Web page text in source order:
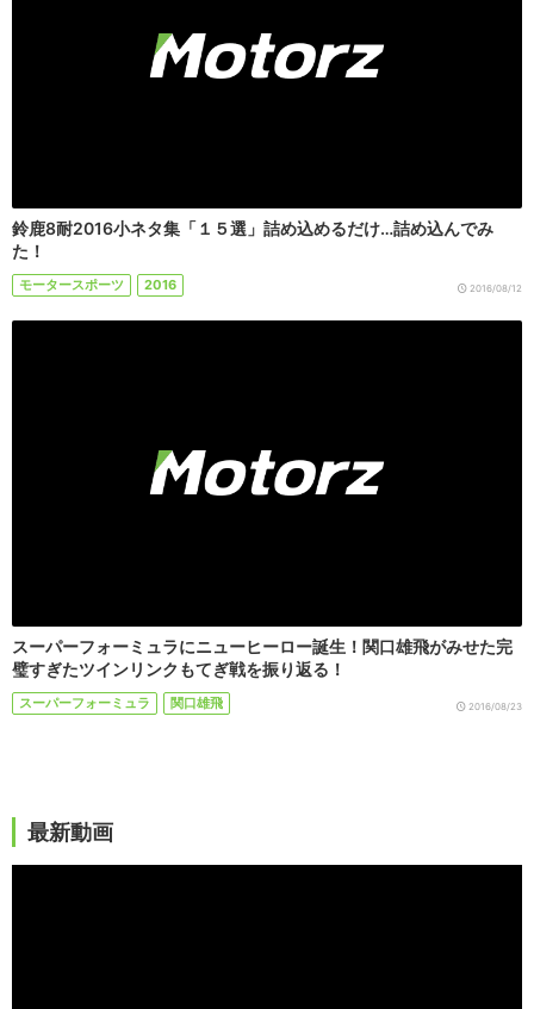
鈴鹿8耐2016小ネタ集「１５選」詰め込めるだけ…詰め込んでみ
た！
モータースポーツ 2016 2016/08/12
スーパーフォーミュラにニューヒーロー誕生！関口雄飛がみせた完
璧すぎたツインリンクもてぎ戦を振り返る！
スーパーフォーミュラ 関口雄飛 2016/08/23
最新動画